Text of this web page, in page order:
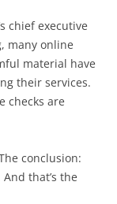
chief executive
many online
material have
their services.
checks are
conclusion:
that’s the